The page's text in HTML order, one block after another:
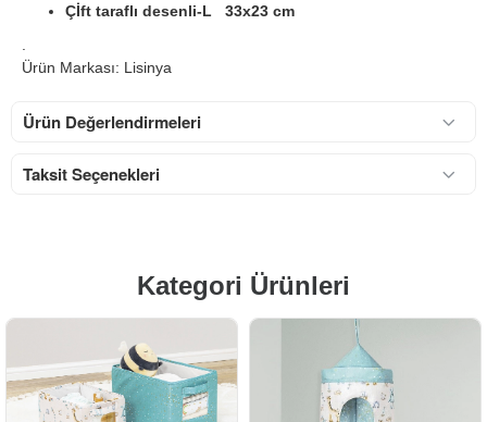
Çİft taraflı desenli-L 33x23 cm
.
Ürün Markası: Lisinya
Ürün Değerlendirmeleri
Taksit Seçenekleri
Kategori Ürünleri